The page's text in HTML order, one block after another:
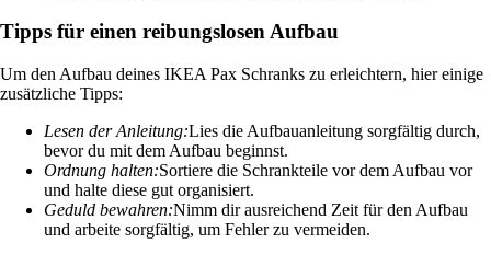
Tipps für einen reibungslosen Aufbau
Um den Aufbau deines IKEA Pax Schranks zu erleichtern, hier einige
zusätzliche Tipps:
Lesen der Anleitung:Lies die Aufbauanleitung sorgfältig durch,
bevor du mit dem Aufbau beginnst.
Ordnung halten:Sortiere die Schrankteile vor dem Aufbau vor
und halte diese gut organisiert.
Geduld bewahren:Nimm dir ausreichend Zeit für den Aufbau
und arbeite sorgfältig, um Fehler zu vermeiden.